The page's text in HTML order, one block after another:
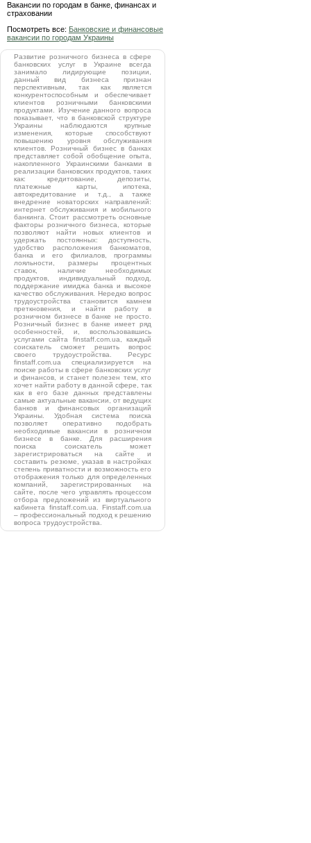
Вакансии по городам в банке, финансах и
страховании
Посмотреть все: Банковские и финансовые
вакансии по городам Украины
Развитие розничного бизнеса в сфере
банковских услуг в Украине всегда
занимало лидирующие позиции,
данный вид бизнеса признан
перспективным, так как является
конкурентоспособным и обеспечивает
клиентов розничными банковскими
продуктами. Изучение данного вопроса
показывает, что в банковской структуре
Украины наблюдаются крупные
изменения, которые способствуют
повышению уровня обслуживания
клиентов. Розничный бизнес в банках
представляет собой обобщение опыта,
накопленного Украинскими банками в
реализации банковских продуктов, таких
как: кредитование, депозиты,
платежные карты, ипотека,
автокредитование и т.д., а также
внедрение новаторских направлений:
интернет обслуживания и мобильного
банкинга. Стоит рассмотреть основные
факторы розничного бизнеса, которые
позволяют найти новых клиентов и
удержать постоянных: доступность,
удобство расположения банкоматов,
банка и его филиалов, программы
лояльности, размеры процентных
ставок, наличие необходимых
продуктов, индивидуальный подход,
поддержание имиджа банка и высокое
качество обслуживания. Нередко вопрос
трудоустройства становится камнем
преткновения, и найти работу в
розничном бизнесе в банке не просто.
Розничный бизнес в банке имеет ряд
особенностей, и, воспользовавшись
услугами сайта finstaff.com.ua, каждый
соискатель сможет решить вопрос
своего трудоустройства. Ресурс
finstaff.com.ua специализируется на
поиске работы в сфере банковских услуг
и финансов, и станет полезен тем, кто
хочет найти работу в данной сфере, так
как в его базе данных представлены
самые актуальные вакансии, от ведущих
банков и финансовых организаций
Украины. Удобная система поиска
позволяет оперативно подобрать
необходимые вакансии в розничном
бизнесе в банке. Для расширения
поиска соискатель может
зарегистрироваться на сайте и
составить резюме, указав в настройках
степень приватности и возможность его
отображения только для определенных
компаний, зарегистрированных на
сайте, после чего управлять процессом
отбора предложений из виртуального
кабинета finstaff.com.ua. Finstaff.com.ua
– профессиональный подход к решению
вопроса трудоустройства.